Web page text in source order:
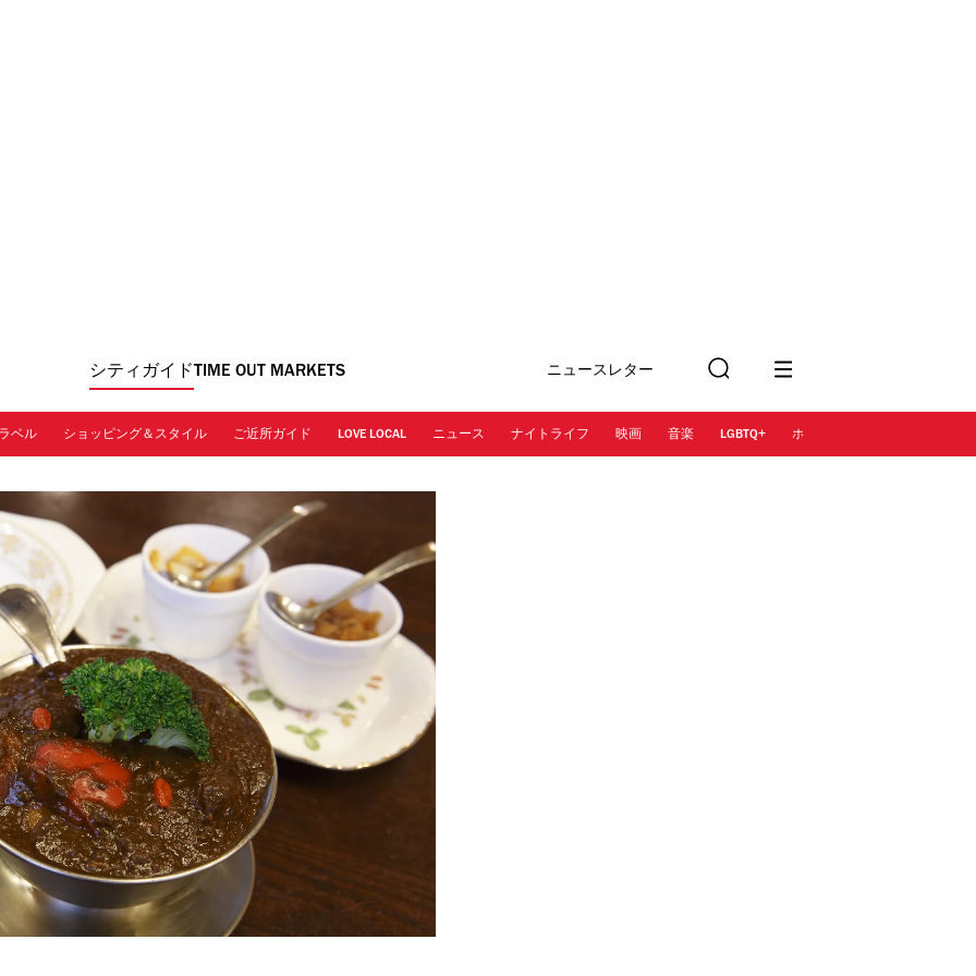
シティガイド TIME OUT MARKETS ニュースレター
に登録
索
ベル ショッピング＆スタイル ご近所ガイド LOVE LOCAL ニュース ナイトライフ 映画 音楽 LGBTQ+ ホテル